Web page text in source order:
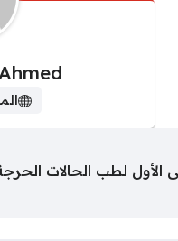
الأول لطب الحالات